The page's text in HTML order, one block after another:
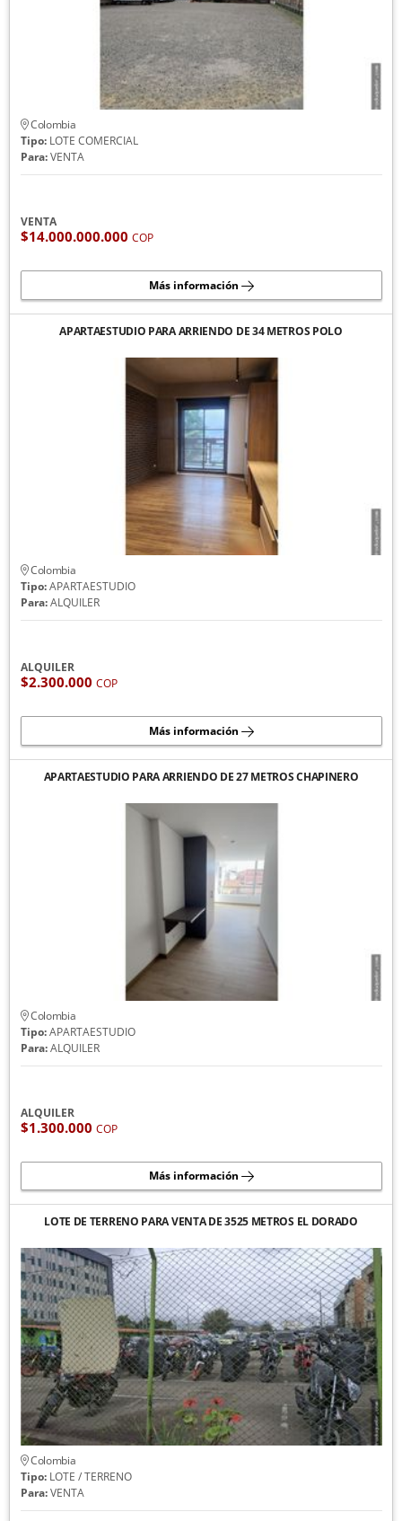
Colombia
Tipo:LOTE COMERCIAL
Para:VENTA
VENTA
$14.000.000.000 COP
Más información
APARTAESTUDIO PARA ARRIENDO DE 34 METROS POLO
Colombia
Tipo:APARTAESTUDIO
Para:ALQUILER
ALQUILER
$2.300.000 COP
Más información
APARTAESTUDIO PARA ARRIENDO DE 27 METROS CHAPINERO
Colombia
Tipo:APARTAESTUDIO
Para:ALQUILER
ALQUILER
$1.300.000 COP
Más información
LOTE DE TERRENO PARA VENTA DE 3525 METROS EL DORADO
Colombia
Tipo:LOTE / TERRENO
Para:VENTA